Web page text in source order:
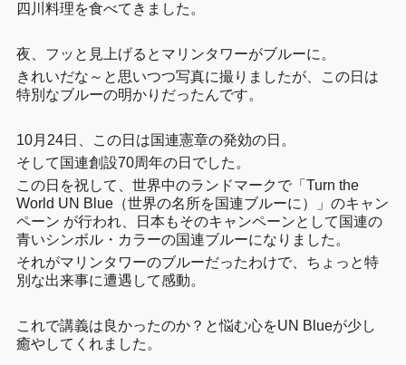
四川料理を食べてきました。
夜、フッと見上げるとマリンタワーがブルーに。
きれいだな～と思いつつ写真に撮りましたが、この日は
特別なブルーの明かりだったんです。
10月24日、この日は国連憲章の発効の日。
そして国連創設70周年の日でした。
この日を祝して、世界中のランドマークで「Turn the
World UN Blue（世界の名所を国連ブルーに）」のキャン
ペーン が行われ、日本もそのキャンペーンとして国連の
青いシンボル・カラーの国連ブルーになりました。
それがマリンタワーのブルーだったわけで、ちょっと特
別な出来事に遭遇して感動。
これで講義は良かったのか？と悩む心をUN Blueが少し
癒やしてくれました。